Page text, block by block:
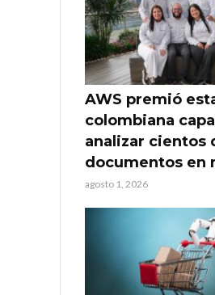
AWS premió
colombiana
analizar cientos
documentos en
agosto 1, 2026